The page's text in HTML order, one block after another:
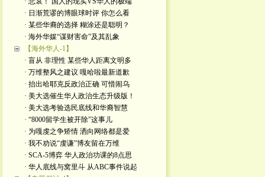
· 日渐荒谬的博眼球时评 你怎么看
· 某些华裔的选择 糊涂还是聪明？
· 海外华媒“谋财害命”及其乱象
【海外华人-1】
· 盲从 非理性 某些华人距离文明多
· 万维整风之建议 嘎哈啦最新道歉
· 抬出哈耶克反政治正确 可惜闹乌
· 美大选催生华人政治生态升级版！
· 美大选考验选民底线和华裔智慧
· “8000留学生被开除”这事儿
· 为嘎虔之争矫情 洒向网络都是爱
· 我不劝说“虔谦”博友留在万维
· SCA-5博弈 华人政治功课的8点思
· 华人底线与窝里斗 从ABC事件说起